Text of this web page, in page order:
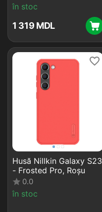
în stoc
1 319 MDL
Husă Nillkin Galaxy S23
- Frosted Pro, Roșu
0.0
în stoc